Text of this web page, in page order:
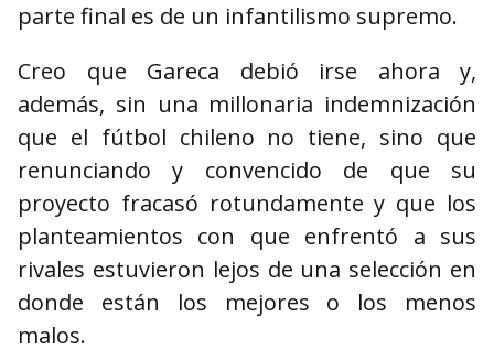
parte final es de un infantilismo supremo.
Creo que Gareca debió irse ahora y,
además, sin una millonaria indemnización
que el fútbol chileno no tiene, sino que
renunciando y convencido de que su
proyecto fracasó rotundamente y que los
planteamientos con que enfrentó a sus
rivales estuvieron lejos de una selección en
donde están los mejores o los menos
malos.